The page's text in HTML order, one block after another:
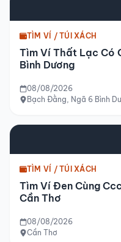
TÌM VÍ / TÚI XÁCH
Tìm Ví Thất Lạc Có
Bình Dương
08/08/2026
Bạch Đằng, Ngã 6 Bình
TÌM VÍ / TÚI XÁCH
Tìm Ví Đen Cùng
Cần Thơ
08/08/2026
Cần Thơ